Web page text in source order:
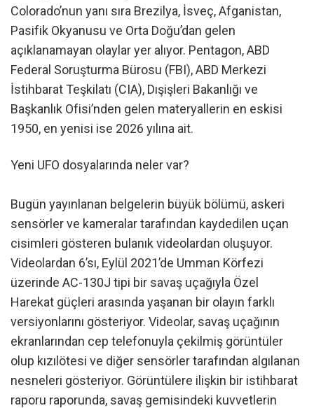
Colorado’nun yanı sıra Brezilya, İsveç, Afganistan,
Pasifik Okyanusu ve Orta Doğu’dan gelen
açıklanamayan olaylar yer alıyor. Pentagon, ABD
Federal Soruşturma Bürosu (FBI), ABD Merkezi
İstihbarat Teşkilatı (CIA), Dışişleri Bakanlığı ve
Başkanlık Ofisi’nden gelen materyallerin en eskisi
1950, en yenisi ise 2026 yılına ait.
Yeni UFO dosyalarında neler var?
Bugün yayınlanan belgelerin büyük bölümü, askeri
sensörler ve kameralar tarafından kaydedilen uçan
cisimleri gösteren bulanık videolardan oluşuyor.
Videolardan 6’sı, Eylül 2021’de Umman Körfezi
üzerinde AC-130J tipi bir savaş uçağıyla Özel
Harekat güçleri arasında yaşanan bir olayın farklı
versiyonlarını gösteriyor. Videolar, savaş uçağının
ekranlarından cep telefonuyla çekilmiş görüntüler
olup kızılötesi ve diğer sensörler tarafından algılanan
nesneleri gösteriyor. Görüntülere ilişkin bir istihbarat
raporu raporunda, savaş gemisindeki kuvvetlerin